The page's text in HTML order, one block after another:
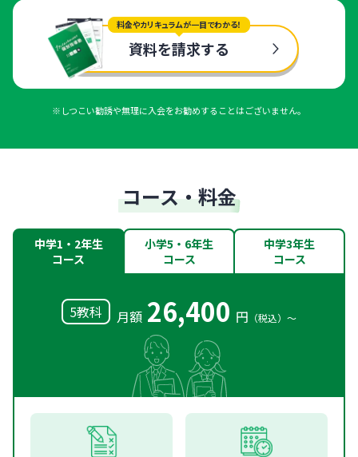
料金やカリキュラムが一目でわかる！
資料を請求する
※しつこい勧誘や無理に入会をお勧めすることはございません。
コース・料金
中学1・2年生
コース
5教科 月額 26,400 円 （税込）〜
小学5・6年生
コース
中学3年生
コース